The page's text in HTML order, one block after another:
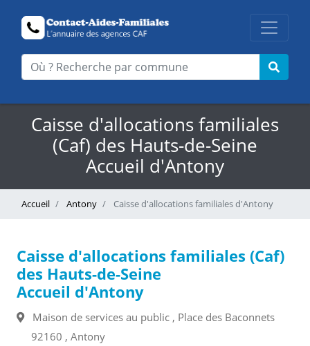
Caisse d'allocations familiales
(Caf) des Hauts-de-Seine
Accueil d'Antony
Accueil Antony Caisse d'allocations familiales d'Antony
Caisse d'allocations familiales (Caf)
des Hauts-de-Seine
Accueil d'Antony
Maison de services au public , Place des Baconnets
92160 , Antony